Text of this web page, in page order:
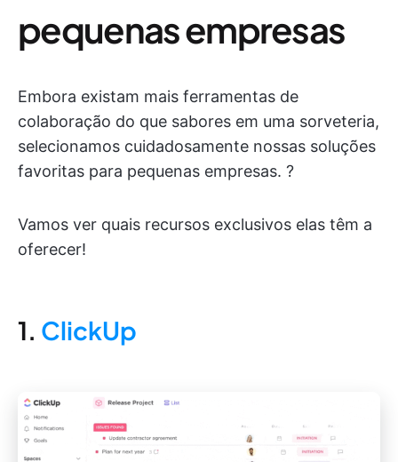
pequenas empresas
Embora existam mais ferramentas de
colaboração do que sabores em uma sorveteria,
selecionamos cuidadosamente nossas soluções
favoritas para pequenas empresas. ?
Vamos ver quais recursos exclusivos elas têm a
oferecer!
1. ClickUp